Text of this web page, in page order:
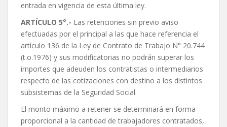
entrada en vigencia de esta última ley.
ARTÍCULO 5°.- Las retenciones sin previo aviso
efectuadas por el principal a las que hace referencia el
artículo 136 de la Ley de Contrato de Trabajo N° 20.744
(t.o.1976) y sus modificatorias no podrán superar los
importes que adeuden los contratistas o intermediarios
respecto de las cotizaciones con destino a los distintos
subsistemas de la Seguridad Social.
El monto máximo a retener se determinará en forma
proporcional a la cantidad de trabajadores contratados,